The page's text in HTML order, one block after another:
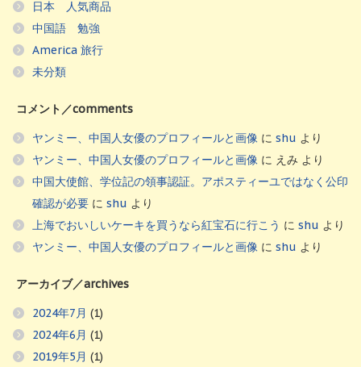
日本 人気商品
中国語 勉強
America 旅行
未分類
コメント／comments
ヤンミー、中国人女優のプロフィールと画像 に shu より
ヤンミー、中国人女優のプロフィールと画像 に えみ より
中国大使館、学位記の領事認証。アポスティーユではなく公印
確認が必要 に shu より
上海でおいしいケーキを買うなら紅宝石に行こう に shu より
ヤンミー、中国人女優のプロフィールと画像 に shu より
アーカイブ／archives
2024年7月 (1)
2024年6月 (1)
2019年5月 (1)